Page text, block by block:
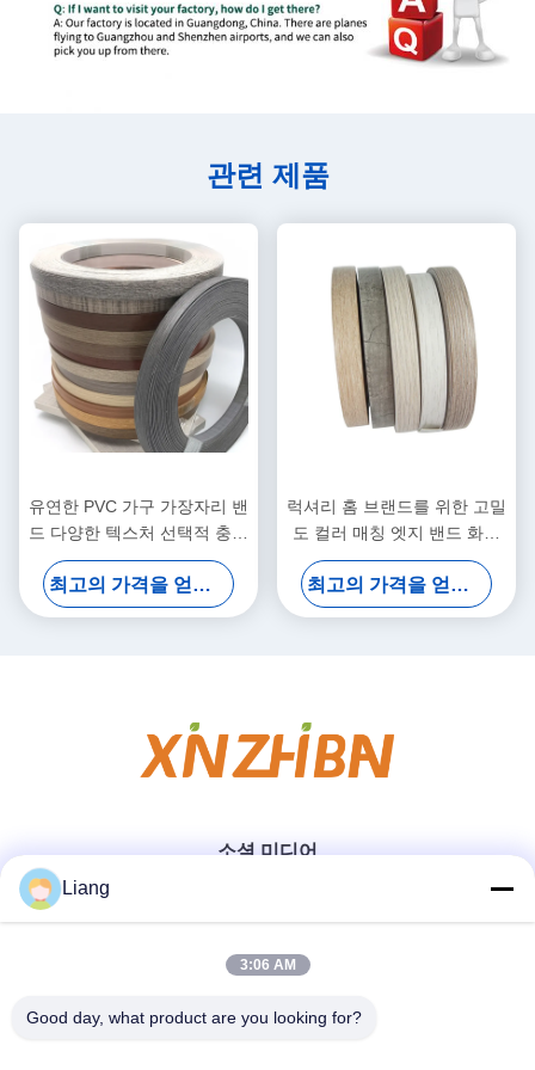
관련 제품
유연한 PVC 가구 가장자리 밴
드 다양한 텍스처 선택적 충돌
방지 방수 패널 밀폐 가장자리
테이프
최고의 가격을 얻으십시오
럭셔리 홈 브랜드를 위한 고밀
도 컬러 매칭 엣지 밴드 화이
트 엣지 밴딩 협력 모델
최고의 가격을 얻으십시오
소셜 미디어
빠른 연락
Tel
Liang
3:06 AM
Good day, what product are you looking for?